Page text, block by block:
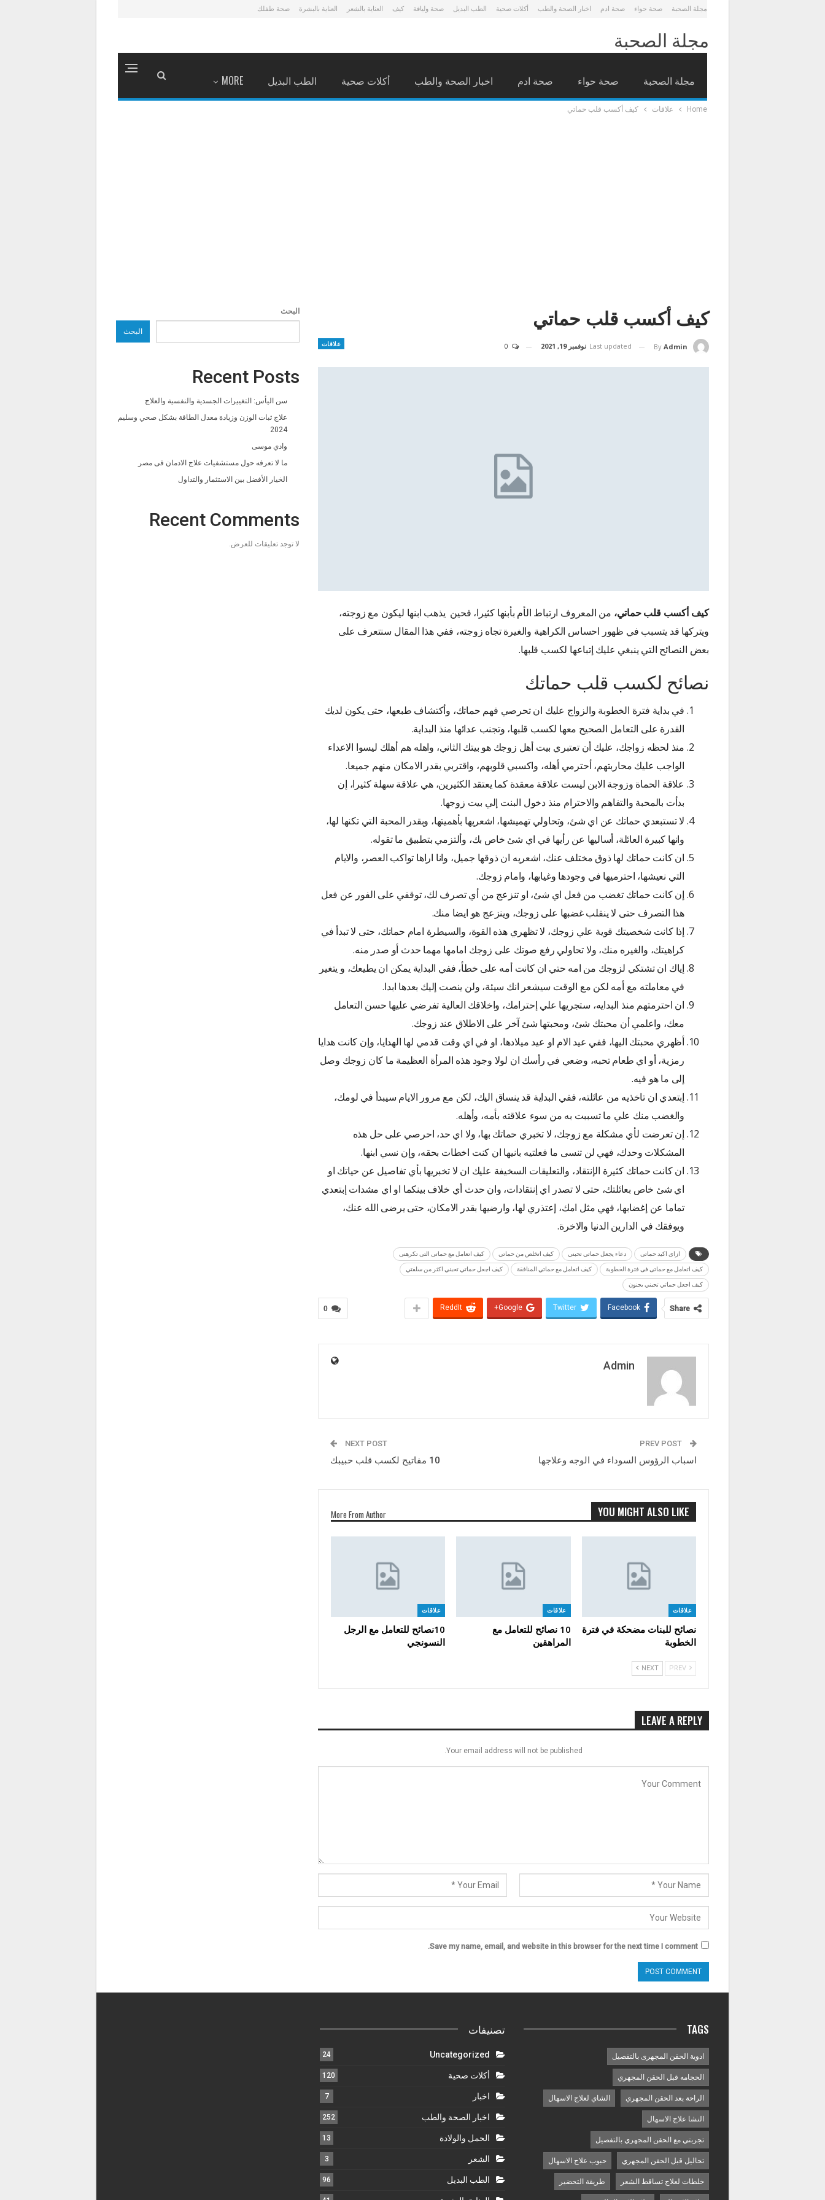
مجلة الصحبة صحة حواء صحة ادم اخبار الصحة والطب أكلات صحية الطب البديل صحة ولياقة كيف العناية بالشعر العناية بالبشرة صحة طفلك
مجلة الصحبة
مجلة الصحبة صحة حواء صحة ادم اخبار الصحة والطب أكلات صحية الطب البديل MORE
Home علاقات كيف أكسب قلب حماتي
كيف أكسب قلب حماتي
علاقات By Admin
Last updated نوفمبر 19, 2021
كيف أكسب قلب حماتي، من المعروف ارتباط الأم بأبنها كثيرا، فحين يذهب ابنها ليكون مع زوجته،
ويتركها قد يتسبب في ظهور احساس الكراهية والغيرة تجاه زوجته، ففي هذا المقال سنتعرف على
بعض النصائح التي ينبغي عليك إتباعها لكسب قلبها.
نصائح لكسب قلب حماتك
في بداية فترة الخطوبة والزواج عليك ان تحرصي فهم حماتك، وأكتشاف طبعها، حتى يكون لديك
القدرة على التعامل الصحيح معها لكسب قلبها، وتجنب عدائها منذ البداية.
منذ لحظه زواجك، عليك أن تعتبري بيت أهل زوجك هو بيتك الثاني، واهله هم أهلك ليسوا الاعداء
الواجب عليك محاربتهم، أحترمي أهله، واكسبي قلوبهم، واقتربي بقدر الامكان منهم جميعا.
علاقة الحماة وزوجة الابن ليست علاقة معقدة كما يعتقد الكثيرين، هي علاقة سهلة كثيرا، إن
بدأت بالمحبة والتفاهم والاحترام منذ دخول البنت إلي بيت زوجها.
لا تستبعدي حماتك عن اي شئ، وتحاولي تهميشها، اشعريها بأهميتها، وبقدر المحبة التي تكنها لها،
وانها كبيرة العائلة، أساليها عن رأيها في اي شئ خاص بك، وألتزمي بتطبيق ما تقوله.
ان كانت حماتك لها ذوق مختلف عنك، اشعريه ان ذوقها جميل، وانا اراها تواكب العصر، والايام
التي نعيشها، احترميها في وجودها وغيابها، وامام زوجك.
إن كانت حماتك تغضب من فعل اي شئ، او تنزعج من أي تصرف لك، توقفي على الفور عن فعل
هذا التصرف حتى لا ينقلب غضبها على زوجك، وينزعج هو ايضا منك.
إذا كانت شخصيتك قوية علي زوجك، لا تظهري هذه القوة، والسيطرة امام حماتك، حتى لا تبدأ في
كراهيتك، والغيره منك، ولا تحاولي رفع صوتك على زوجك امامها مهما حدث أو صدر منه.
إياك ان تشتكي لزوجك من امه حتي ان كانت أمه على خطأ، ففي البداية يمكن ان يطيعك، و يتغير
في معاملته مع أمه لكن مع الوقت سيشعر انك سيئة، ولن ينصت إليك بعدها ابدا.
ان احترمتهم منذ البدايه، ستجريها علي إحترامك، واخلاقك العالية تفرضي عليها حسن التعامل
معك، واعلمي أن محبتك شئ، ومحبتها شئ آخر على الاطلاق عند زوجك.
أظهري محبتك اليها، ففي عيد الام او عيد ميلادها، او في اي وقت قدمي لها الهدايا، وإن كانت هدايا
رمزية، أو اي طعام تحبه، وضعي في رأسك ان لولا وجود هذه المرأة العظيمة ما كان زوجك وصل
إلى ما هو فيه.
إبتعدي ان تاخذيه من عائلته، ففي البداية قد ينساق اليك، لكن مع مرور الايام سيبدأ في لومك،
والغضب منك علي ما تسببت به من سوء علاقته بأمه، وأهله.
إن تعرضت لأي مشكلة مع زوجك، لا تخبري حماتك بها، ولا اي حد، احرصي على حل هذه
المشكلات وحدك، فهي لن تنسى ما فعلتيه بانيها ان كنت اخطات بحقه، وإن نسي ابنها.
ان كانت حماتك كثيرة الإنتقاد، والتعليقات السخيفة عليك ان لا تخبريها بأي تفاصيل عن حياتك او
اي شئ خاص بعائلتك، حتى لا تصدر اي إنتقادات، وان حدث أي خلاف بينكما او اي مشدات إبتعدي
تماما عن إغضابها، فهي مثل امك، إعتذري لها، وارضيها بقدر الامكان، حتى يرضى الله عنك،
ويوفقك في الدارين الدنيا والاخرة.
ازاى اكيد حماتى دعاء يجعل حماتي تحبني كيف اتخلص من حماتي كيف اتعامل مع حماتى التى تكرهنى
كيف اتعامل مع حماتى فى فترة الخطوبة كيف اتعامل مع حماتي المنافقة كيف اجعل حماتي تحبني اكثر من سلفتي
كيف اجعل حماتي تحبني بجنون
0 Share
Facebook
Twitter
Google+
ReddIt
Admin
اسباب الرؤوس السوداء في الوجه وعلاجها
NEXT POST
10 مفاتيح لكسب قلب حبيبك
YOU MIGHT ALSO LIKE
More From Author
علاقات
نصائح للبنات مضحكة في فترة
الخطوبة
علاقات
10 نصائح للتعامل مع
المراهقين
علاقات
10نصائح للتعامل مع الرجل
النسونجي
NEXT
LEAVE A REPLY
Your email address will not be published.
Save my name, email, and website in this browser for the next time I comment.
البحث
البحث
Recent Posts
سن اليأس: التغييرات الجسدية والنفسية والعلاج
علاج ثبات الوزن وزيادة معدل الطاقة بشكل صحي وسليم
2024
وادي موسى
ما لا تعرفه حول مستشفيات علاج الادمان فى مصر
الخيار الأفضل بين الاستثمار والتداول
Recent Comments
لا توجد تعليقات للعرض.
TAGS
ادوية الحقن المجهرى بالتفصيل
الحجامه قبل الحقن المجهري
الراحة بعد الحقن المجهري الشاي لعلاج الاسهال
النشا علاج الاسهال
تجربتي مع الحقن المجهري بالتفصيل
تحاليل قبل الحقن المجهري حبوب علاج الاسهال
خلطات لعلاج تساقط الشعر طريقة التحضير
تصنيفات
Uncategorized
24
أكلات صحية 120
اخبار 7
اخبار الصحة والطب 252
الحمل والولادة 13
الشعر 3
الطب البديل 96